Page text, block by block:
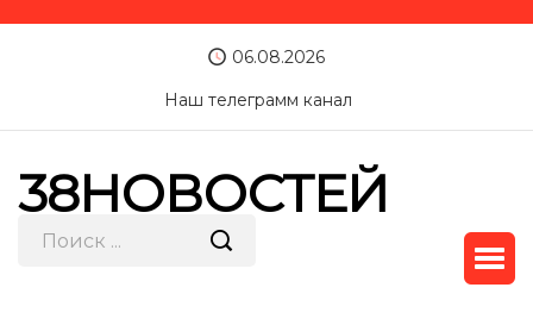
06.08.2026
Наш телеграмм канал
38НОВОСТЕЙ